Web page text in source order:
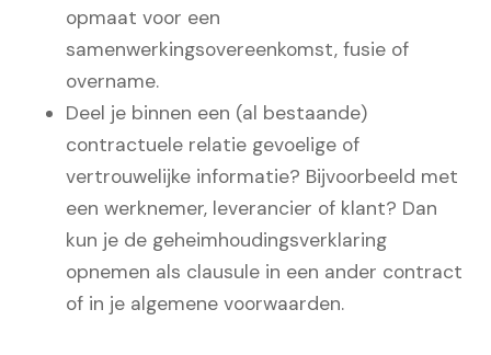
opmaat voor een
samenwerkingsovereenkomst, fusie of
overname.
Deel je binnen een (al bestaande)
contractuele relatie gevoelige of
vertrouwelijke informatie? Bijvoorbeeld met
een werknemer, leverancier of klant? Dan
kun je de geheimhoudingsverklaring
opnemen als clausule in een ander contract
of in je algemene voorwaarden.